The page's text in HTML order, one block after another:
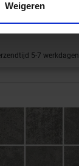
Weigeren
toevoegen
5-7 werkdagen